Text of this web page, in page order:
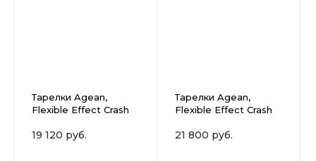
Тарелки Agean,
Flexible Effect Crash
19 120 руб.
Тарелки Agean,
Flexible Effect Crash
21 800 руб.